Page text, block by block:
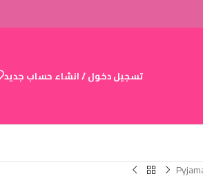
تسجيل دخول / انشاء حساب جديد